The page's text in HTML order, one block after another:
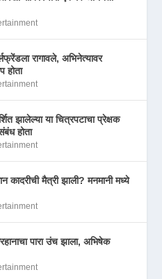
रागावले, अभिनेत्यावर
होता
झालेल्या या चित्रपटाचा प्रेक्षक
होता
मैत्री झाली? मनमानी मध्ये
पारा उंच झाला, अभिषेक